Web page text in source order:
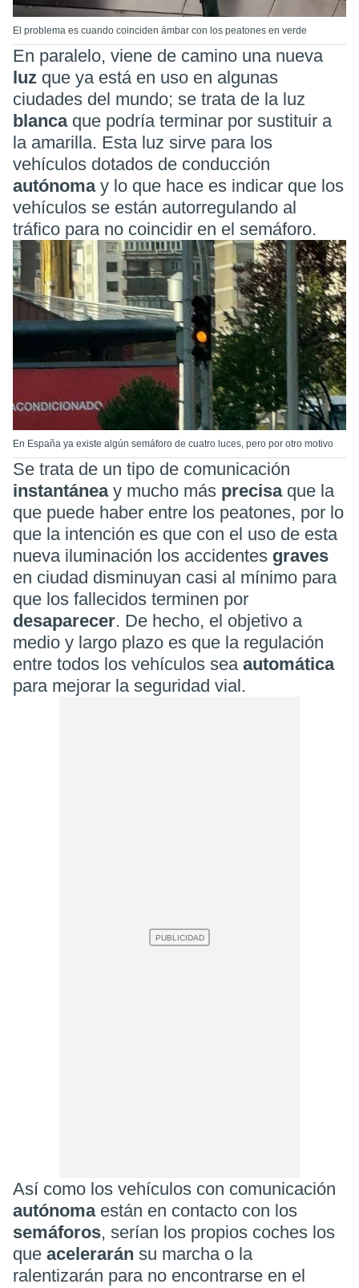
El problema es cuando coinciden ámbar con los peatones en verde
En paralelo, viene de camino una nueva
luz que ya está en uso en algunas
ciudades del mundo; se trata de la luz
blanca que podría terminar por sustituir a
la amarilla. Esta luz sirve para los
vehículos dotados de conducción
autónoma y lo que hace es indicar que los
vehículos se están autorregulando al
tráfico para no coincidir en el semáforo.
En España ya existe algún semáforo de cuatro luces, pero por otro motivo
Se trata de un tipo de comunicación
instantánea y mucho más precisa que la
que puede haber entre los peatones, por lo
que la intención es que con el uso de esta
nueva iluminación los accidentes graves
en ciudad disminuyan casi al mínimo para
que los fallecidos terminen por
desaparecer. De hecho, el objetivo a
medio y largo plazo es que la regulación
entre todos los vehículos sea automática
para mejorar la seguridad vial.
Así como los vehículos con comunicación
autónoma están en contacto con los
semáforos, serían los propios coches los
que acelerarán su marcha o la
ralentizarán para no encontrarse en el